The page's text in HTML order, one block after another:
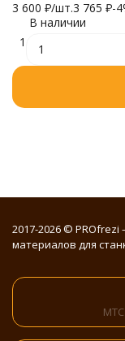
3 600 ₽/шт.3 765 ₽-
В наличии
1
2017-2026 ©
материалов для
МТС